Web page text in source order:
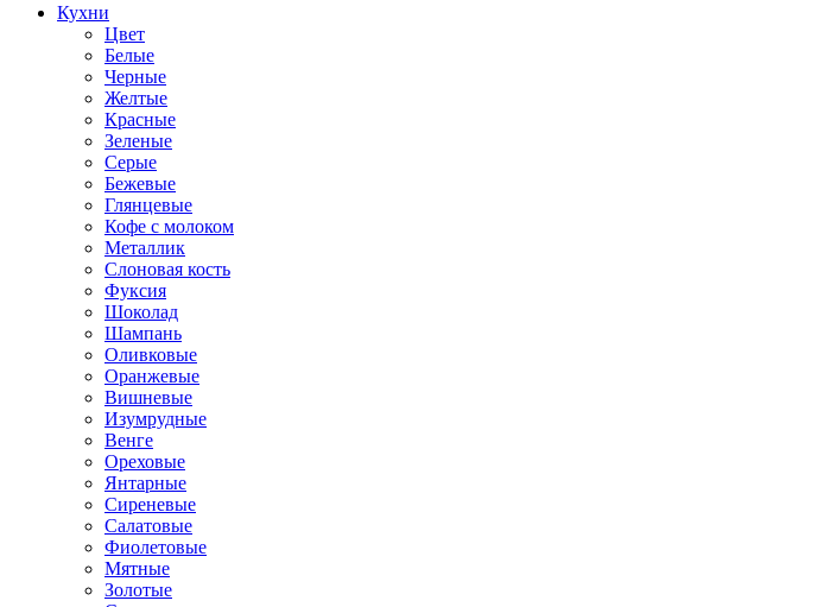
Кухни
Цвет
Белые
Черные
Желтые
Красные
Зеленые
Серые
Бежевые
Глянцевые
Кофе с молоком
Металлик
Слоновая кость
Фуксия
Шоколад
Шампань
Оливковые
Оранжевые
Вишневые
Изумрудные
Венге
Ореховые
Янтарные
Сиреневые
Салатовые
Фиолетовые
Мятные
Золотые